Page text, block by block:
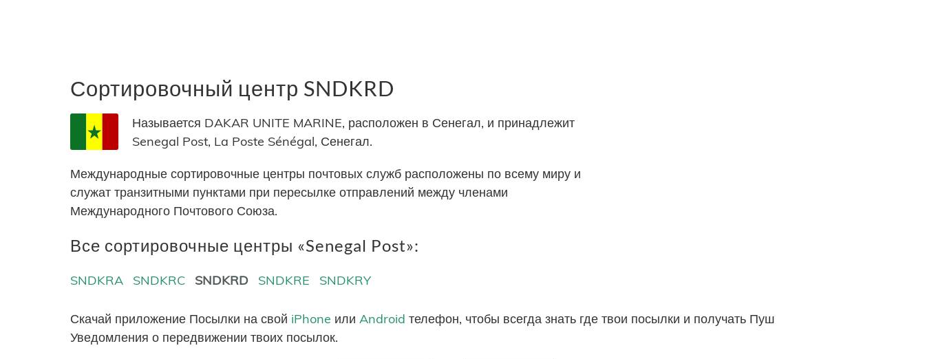
Сортировочный центр SNDKRD
Называется DAKAR UNITE MARINE, расположен в Сенегал, и принадлежит
Senegal Post, La Poste Sénégal, Сенегал.
Международные сортировочные центры почтовых служб расположены по всему миру и
служат транзитными пунктами при пересылке отправлений между членами
Международного Почтового Союза.
Все сортировочные центры «Senegal Post»:
SNDKRA SNDKRC SNDKRD SNDKRE SNDKRY
Скачай приложение Посылки на свой iPhone или Android телефон, чтобы всегда знать где твои посылки и получать Пуш
Уведомления о передвижении твоих посылок.